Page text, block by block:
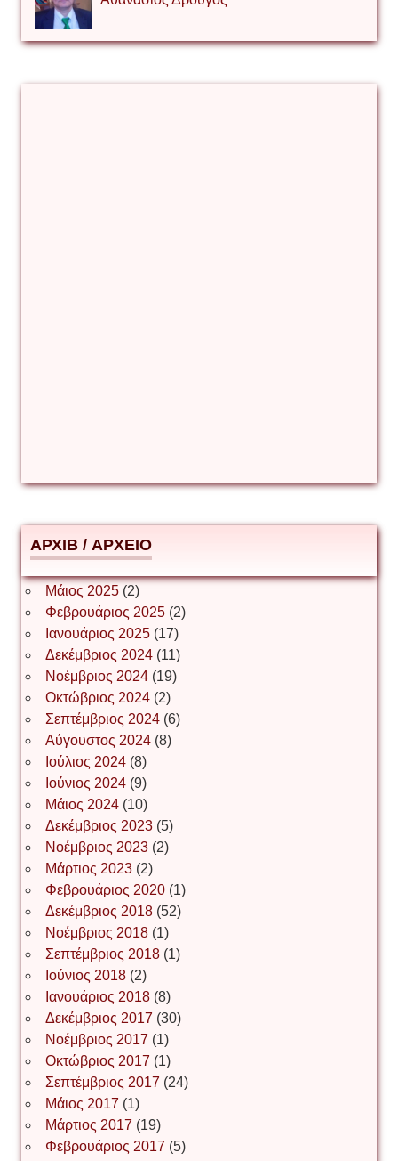
Δημήτριος Ζακοντινός
ΕΥΑΓΓΕΛΟΣ ΜΩΚΟΣ
Ιωάννης Σ. Παπαφλωράτος
ΝΙΚΟΣ ΓΑΤΟΣ
Νίκος Λυγερός
Іван Буртик
Іван Наконечний
Інга Короткевич
Ірина Ключковська
Ірина Наконечна
АРХІВ / ΑΡΧΕΙΟ
Μάιος 2025(2)
Φεβρουάριος 2025(2)
Ιανουάριος 2025(17)
Δεκέμβριος 2024(11)
Νοέμβριος 2024(19)
Οκτώβριος 2024(2)
Σεπτέμβριος 2024(6)
Αύγουστος 2024(8)
Ιούλιος 2024(8)
Ιούνιος 2024(9)
Μάιος 2024(10)
Δεκέμβριος 2023(5)
Νοέμβριος 2023(2)
Μάρτιος 2023(2)
Φεβρουάριος 2020(1)
Δεκέμβριος 2018(52)
Νοέμβριος 2018(1)
Σεπτέμβριος 2018(1)
Ιούνιος 2018(2)
Ιανουάριος 2018(8)
Δεκέμβριος 2017 (30)
Νοέμβριος 2017 (1)
Οκτώβριος 2017 (1)
Σεπτέμβριος 2017 (24)
Μάιος 2017 (1)
Μάρτιος 2017 (19)
Φεβρουάριος 2017 (5)